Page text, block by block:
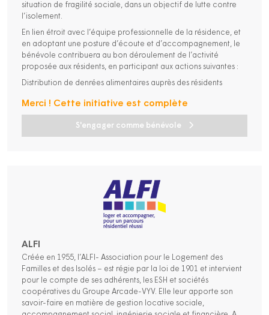
situation de fragilité sociale, dans un objectif de lutte contre
l’isolement.
En lien étroit avec l’équipe professionnelle de la résidence, et
en adoptant une posture d’écoute et d’accompagnement, le
bénévole contribuera au bon déroulement de l’activité
proposée aux résidents, en participant aux actions suivantes :
Distribution de denrées alimentaires auprès des résidents
S'engager comme bénévole
Merci ! Cette initiative est complète
ALFI
Créée en 1955, l’ALFI- Association pour le Logement des
Familles et des Isolés – est régie par la loi de 1901 et intervient
pour le compte de ses adhérents, les ESH et sociétés
coopératives du Groupe Arcade-VYV. Elle leur apporte son
savoir-faire en matière de gestion locative sociale,